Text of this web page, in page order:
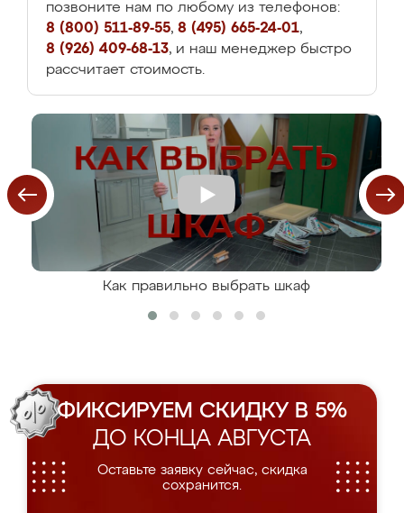
позвоните нам по любому из телефонов:
8 (800) 511-89-55, 8 (495) 665-24-01,
8 (926) 409-68-13, и наш менеджер быстро
рассчитает стоимость.
Как правильно выбрать шкаф
ФИКСИРУЕМ СКИДКУ В 5%
ДО КОНЦА АВГУСТА
Оставьте заявку сейчас, скидка
сохранится.